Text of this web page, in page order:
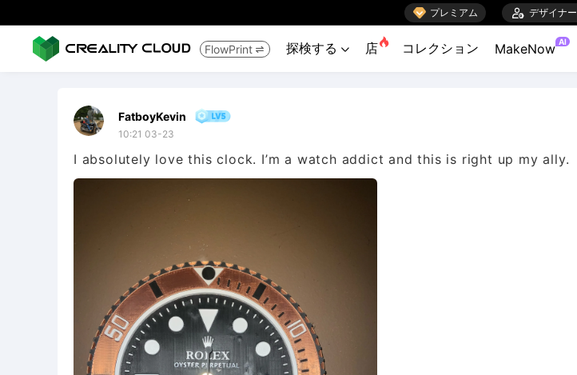
 プレミアム  デザイナー
FlowPrint  探検する  店 コレクション MakeNow AI
FatboyKevin
10:21 03-23
I absolutely love this clock. I’m a watch addict and this is right up my ally.